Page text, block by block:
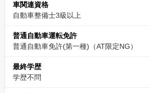
車関連資格
自動車整備士3級以上
普通自動車運転免許
普通自動車免許(第一種)（AT限定NG）
最終学歴
学歴不問